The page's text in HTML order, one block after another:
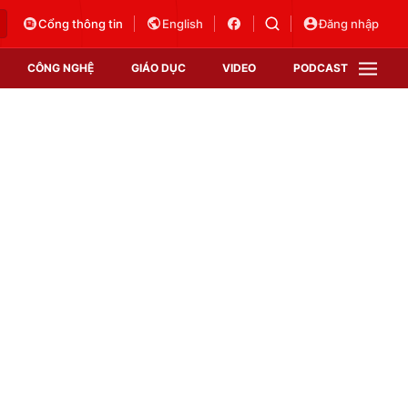
Cổng thông tin English Đăng nhập
CÔNG NGHỆ GIÁO DỤC VIDEO PODCAST